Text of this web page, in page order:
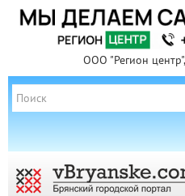
ООО "Регион